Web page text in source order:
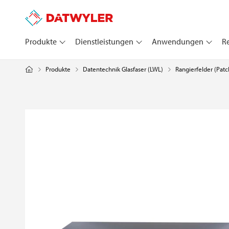
Produkte Dienstleistungen Anwendungen
Produkte Datentechnik Glasfaser (LWL) Rangierfelder